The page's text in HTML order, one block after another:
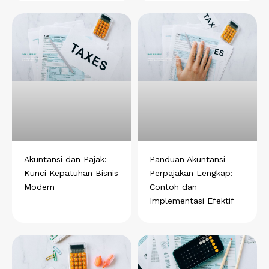
Akuntansi dan Pajak:
Kunci Kepatuhan Bisnis
Modern
Panduan Akuntansi
Perpajakan Lengkap:
Contoh dan
Implementasi Efektif